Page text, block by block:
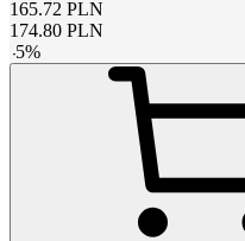
165.72 PLN
174.80 PLN
-5%